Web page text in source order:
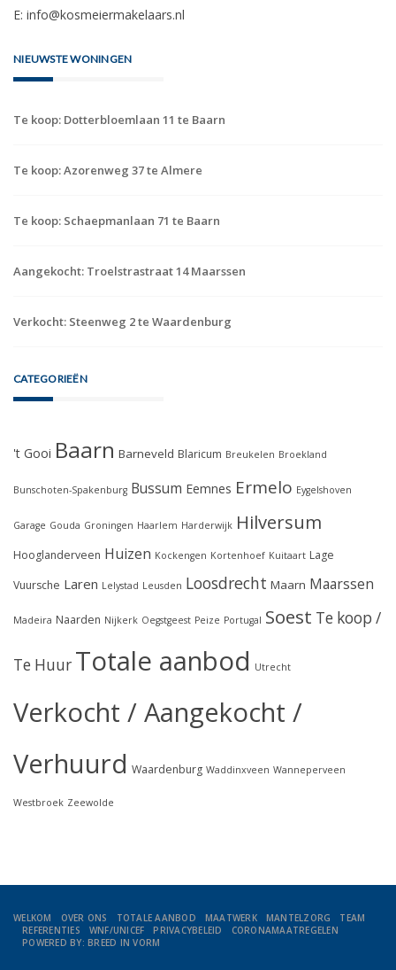
E: info@kosmeiermakelaars.nl
NIEUWSTE WONINGEN
Te koop: Dotterbloemlaan 11 te Baarn
Te koop: Azorenweg 37 te Almere
Te koop: Schaepmanlaan 71 te Baarn
Aangekocht: Troelstrastraat 14 Maarssen
Verkocht: Steenweg 2 te Waardenburg
CATEGORIEËN
't Gooi Baarn Barneveld Blaricum Breukelen Broekland
Bunschoten-Spakenburg Bussum Eemnes Ermelo Eygelshoven
Garage Gouda Groningen Haarlem Harderwijk Hilversum
Hooglanderveen Huizen Kockengen Kortenhoef Kuitaart Lage
Vuursche Laren Lelystad Leusden Loosdrecht Maarn Maarssen
Madeira Naarden Nijkerk Oegstgeest Peize Portugal Soest Te koop /
Te Huur Totale aanbod Utrecht
Verkocht / Aangekocht /
Verhuurd Waardenburg Waddinxveen Wanneperveen
Westbroek Zeewolde
WELKOM OVER ONS TOTALE AANBOD MAATWERK MANTELZORG
TEAM
REFERENTIES
WNF/UNICEF PRIVACYBELEID
CORONAMAATREGELEN
POWERED BY: BREED IN VORM